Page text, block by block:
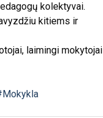
kolektyvai.
kitiems ir
laimingi mokytojai